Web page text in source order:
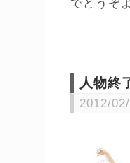
でどうぞ
人物終
2012/